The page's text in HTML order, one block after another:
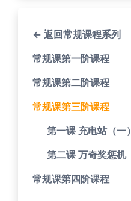
← 返回常规课程系列
常规课第一阶课程
常规课第二阶课程
常规课第三阶课程
第一课 充电站（一）
第二课 万奇奖惩机
常规课第四阶课程